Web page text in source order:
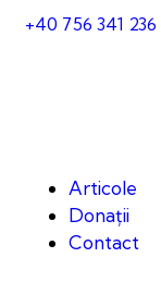
+40 756 341 236
Articole
Donații
Contact